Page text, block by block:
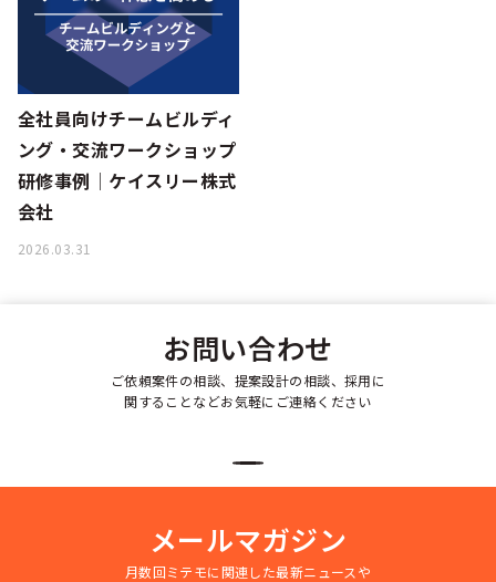
全社員向けチームビルディ
ング・交流ワークショップ
研修事例│ケイスリー株式
会社
2026.03.31
お問い合わせ
ご依頼案件の相談、提案設計の相談、採用に
関することなどお気軽にご連絡ください
メールマガジン
月数回ミテモに関連した最新ニュースや